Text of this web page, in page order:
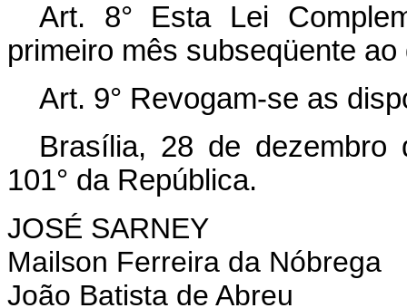
Art. 8° Esta Lei
primeiro mês subseqüente
Art. 9° Revogam-se as
Brasília, 28 de dezembro
101° da República.
JOSÉ SARNEY
Mailson Ferreira da Nóbrega
João Batista de Abreu